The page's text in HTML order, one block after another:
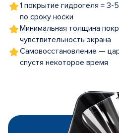
1 покрытие гидрогеля = 3-
по сроку носки
Минимальная толщина
чувствительность экрана
Самовосстановление —
спустя некоторое время